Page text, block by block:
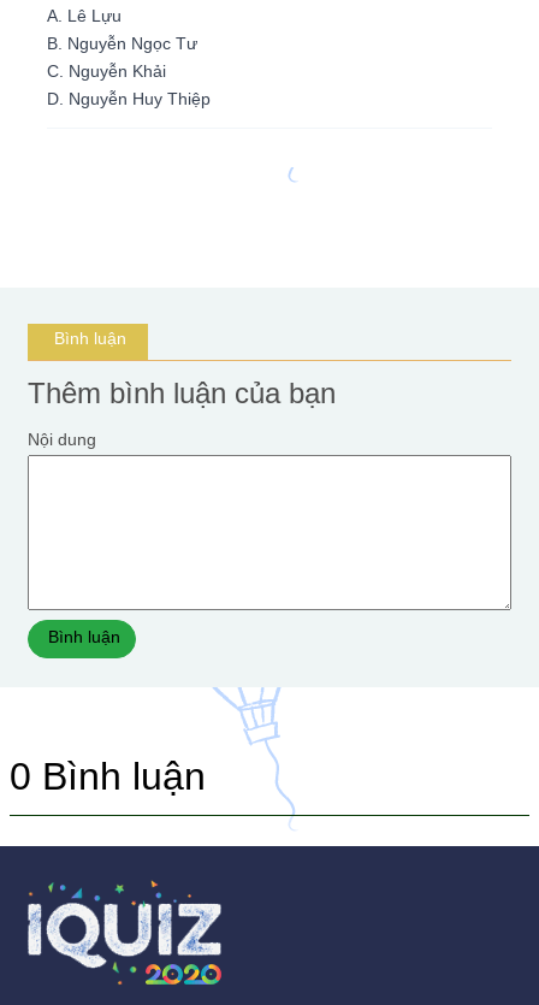
A. Lê Lựu
B. Nguyễn Ngọc Tư
C. Nguyễn Khải
D. Nguyễn Huy Thiệp
Bình luận
Thêm bình luận của bạn
Nội dung
Bình luận
0 Bình luận